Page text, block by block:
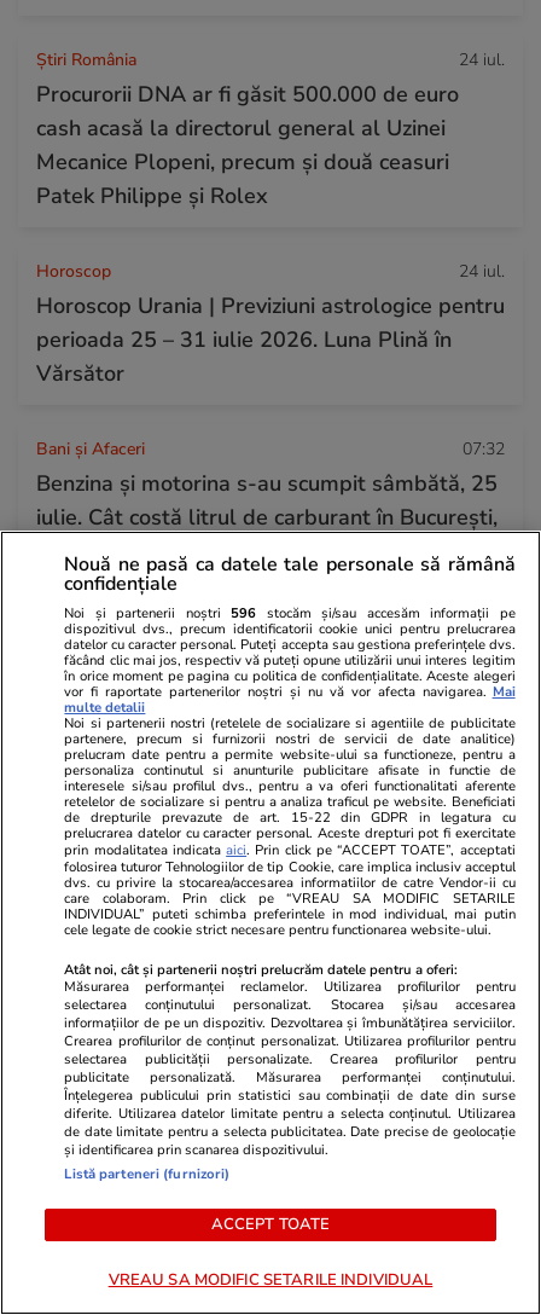
Știri România 24 iul.
Procurorii DNA ar fi găsit 500.000 de euro
cash acasă la directorul general al Uzinei
Mecanice Plopeni, precum și două ceasuri
Patek Philippe și Rolex
Horoscop 24 iul.
Horoscop Urania | Previziuni astrologice pentru
perioada 25 – 31 iulie 2026. Luna Plină în
Vărsător
Bani și Afaceri 07:32
Benzina și motorina s-au scumpit sâmbătă, 25
iulie. Cât costă litrul de carburant în București,
Iași, Cluj-Napoca, Timișoara și Constanța
Lifestyle 11:40
Flori care protejează legumele de
dăunători
Vacanțe și
Hartă live
Europa:
dacă
pericol
Horoscop
Balanțele pot descoperi că au
Nouă ne pasă ca datele tale personale să rămână
confidențiale
Noi și partenerii noștri 596 stocăm și/sau accesăm informații pe
dispozitivul dvs., precum identificatorii cookie unici pentru prelucrarea
datelor cu caracter personal. Puteți accepta sau gestiona preferințele dvs.
făcând clic mai jos, respectiv vă puteți opune utilizării unui interes legitim
în orice moment pe pagina cu politica de confidențialitate. Aceste alegeri
vor fi raportate partenerilor noștri și nu vă vor afecta navigarea. Mai
multe detalii
Noi si partenerii nostri (retelele de socializare si agentiile de publicitate
partenere, precum si furnizorii nostri de servicii de date analitice)
prelucram date pentru a permite website-ului sa functioneze, pentru a
personaliza continutul si anunturile publicitare afisate in functie de
interesele si/sau profilul dvs., pentru a va oferi functionalitati aferente
retelelor de socializare si pentru a analiza traficul pe website. Beneficiati
de drepturile prevazute de art. 15-22 din GDPR in legatura cu
prelucrarea datelor cu caracter personal. Aceste drepturi pot fi exercitate
prin modalitatea indicataaici. Prin click pe “ACCEPT TOATE”, acceptati
folosirea tuturor Tehnologiilor de tip Cookie, care implica inclusiv acceptul
dvs. cu privire la stocarea/accesarea informatiilor de catre Vendor-ii cu
care colaboram. Prin click pe “VREAU SA MODIFIC SETARILE
INDIVIDUAL” puteti schimba preferintele in mod individual, mai putin
cele legate de cookie strict necesare pentru functionarea website-ului.
Atât noi, cât și partenerii noștri prelucrăm datele pentru a oferi:
Măsurarea performanței reclamelor. Utilizarea profilurilor pentru
selectarea conținutului personalizat. Stocarea și/sau accesarea
informațiilor de pe un dispozitiv. Dezvoltarea și îmbunătățirea serviciilor.
Crearea profilurilor de conținut personalizat. Utilizarea profilurilor pentru
selectarea publicității personalizate. Crearea profilurilor pentru
publicitate personalizată. Măsurarea performanței conținutului.
Înțelegerea publicului prin statistici sau combinații de date din surse
diferite. Utilizarea datelor limitate pentru a selecta conținutul. Utilizarea
de date limitate pentru a selecta publicitatea. Date precise de geolocație
și identificarea prin scanarea dispozitivului.
Listă parteneri (furnizori)
ACCEPT TOATE
VREAU SA MODIFIC SETARILE INDIVIDUAL